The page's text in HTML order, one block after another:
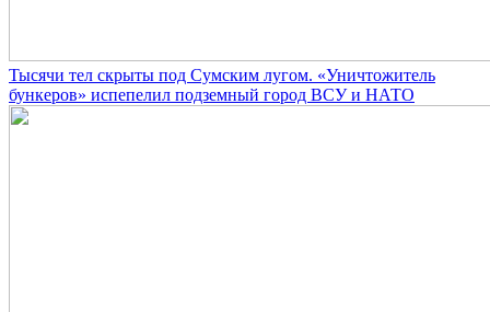
Тысячи тел скрыты под Сумским лугом. «Уничтожитель
бункеров» испепелил подземный город ВСУ и НАТО